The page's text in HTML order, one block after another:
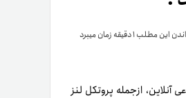
مطلب 1 دقیقه زمان میبرد
آنلاین، ازجمله پروتکل لنز